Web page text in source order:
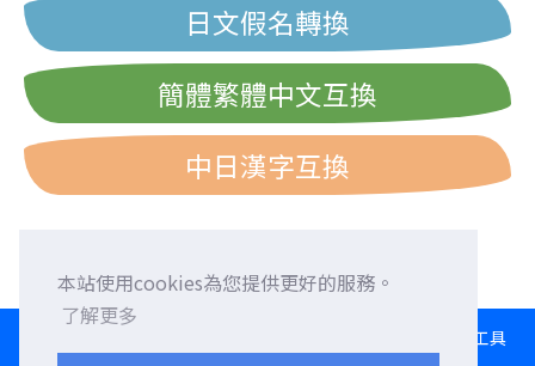
本站使用cookies為您提供更好的服務。
了解更多
日文假名轉換
簡體繁體中文互換
中日漢字互換
轉換工具